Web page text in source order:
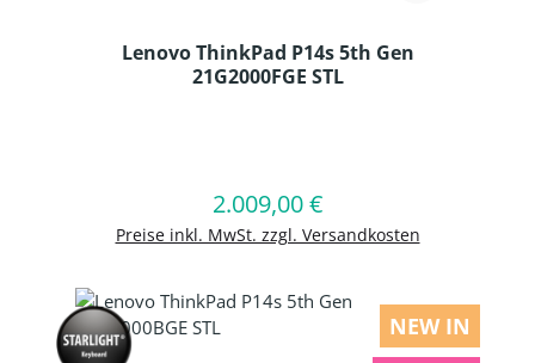
Lenovo ThinkPad P14s 5th Gen
21G2000FGE STL
Regulärer Preis:
2.009,00 €
Preise inkl. MwSt. zzgl. Versandkosten
In den Warenkorb
NEW IN